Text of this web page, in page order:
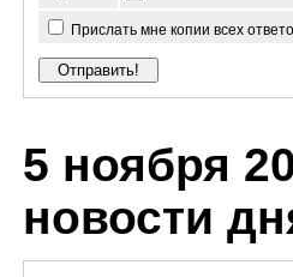
Прислать мне копии всех
5 ноября
новости